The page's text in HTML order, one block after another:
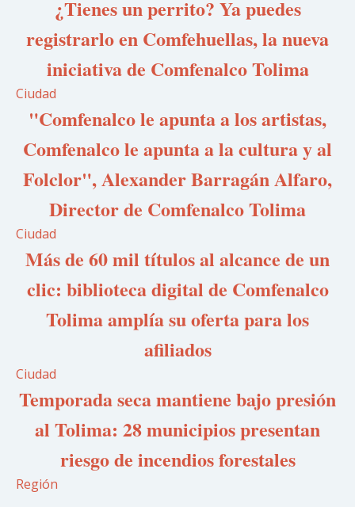
¿Tienes un perrito? Ya puedes
registrarlo en Comfehuellas, la nueva
iniciativa de Comfenalco Tolima
Ciudad
"Comfenalco le apunta a los artistas,
Comfenalco le apunta a la cultura y al
Folclor", Alexander Barragán Alfaro,
Director de Comfenalco Tolima
Ciudad
Más de 60 mil títulos al alcance de un
clic: biblioteca digital de Comfenalco
Tolima amplía su oferta para los
afiliados
Ciudad
Temporada seca mantiene bajo presión
al Tolima: 28 municipios presentan
riesgo de incendios forestales
Región